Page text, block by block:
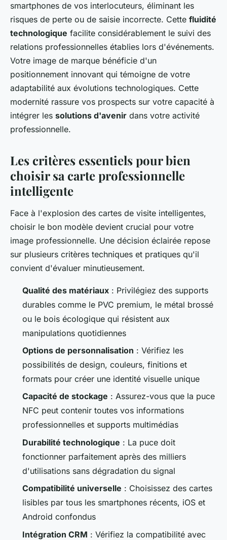
smartphones de vos interlocuteurs, éliminant les
risques de perte ou de saisie incorrecte. Cette fluidité
technologique facilite considérablement le suivi des
relations professionnelles établies lors d'événements.
Votre image de marque bénéficie d'un
positionnement innovant qui témoigne de votre
adaptabilité aux évolutions technologiques. Cette
modernité rassure vos prospects sur votre capacité à
intégrer les solutions d'avenir dans votre activité
professionnelle.
Les critères essentiels pour bien
choisir sa carte professionnelle
intelligente
Face à l'explosion des cartes de visite intelligentes,
choisir le bon modèle devient crucial pour votre
image professionnelle. Une décision éclairée repose
sur plusieurs critères techniques et pratiques qu'il
convient d'évaluer minutieusement.
Qualité des matériaux : Privilégiez des supports
durables comme le PVC premium, le métal brossé
ou le bois écologique qui résistent aux
manipulations quotidiennes
Options de personnalisation : Vérifiez les
possibilités de design, couleurs, finitions et
formats pour créer une identité visuelle unique
Capacité de stockage : Assurez-vous que la puce
NFC peut contenir toutes vos informations
professionnelles et supports multimédias
Durabilité technologique : La puce doit
fonctionner parfaitement après des milliers
d'utilisations sans dégradation du signal
Compatibilité universelle : Choisissez des cartes
lisibles par tous les smartphones récents, iOS et
Android confondus
Intégration CRM : Vérifiez la compatibilité avec